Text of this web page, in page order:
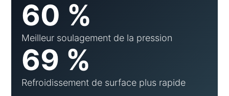
60 %
Meilleur soulagement de la pression
69 %
Refroidissement de surface plus rapide